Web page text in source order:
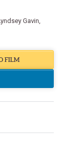
Gavin,
FILM